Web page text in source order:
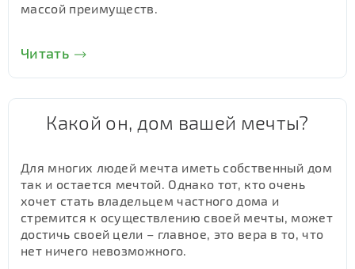
массой преимуществ.
Читать
Какой он, дом вашей мечты?
Для многих людей мечта иметь собственный дом
так и остается мечтой. Однако тот, кто очень
хочет стать владельцем частного дома и
стремится к осуществлению своей мечты, может
достичь своей цели – главное, это вера в то, что
нет ничего невозможного.